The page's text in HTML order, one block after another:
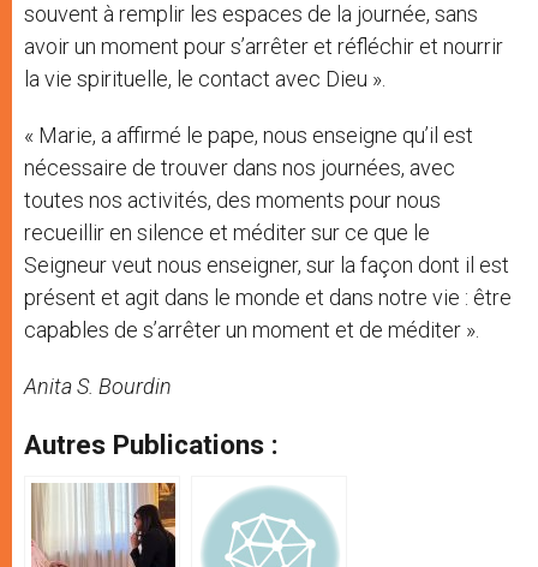
souvent à remplir les espaces de la journée, sans
avoir un moment pour s’arrêter et réfléchir et nourrir
la vie spirituelle, le contact avec Dieu ».
« Marie, a affirmé le pape, nous enseigne qu’il est
nécessaire de trouver dans nos journées, avec
toutes nos activités, des moments pour nous
recueillir en silence et méditer sur ce que le
Seigneur veut nous enseigner, sur la façon dont il est
présent et agit dans le monde et dans notre vie : être
capables de s’arrêter un moment et de méditer ».
Anita S. Bourdin
Autres Publications :